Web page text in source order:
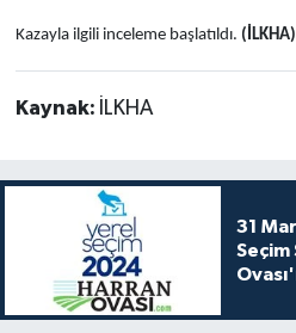
Kazayla ilgili inceleme başlatıldı. (İLKHA)
Kaynak: İLKHA
31
Seçim